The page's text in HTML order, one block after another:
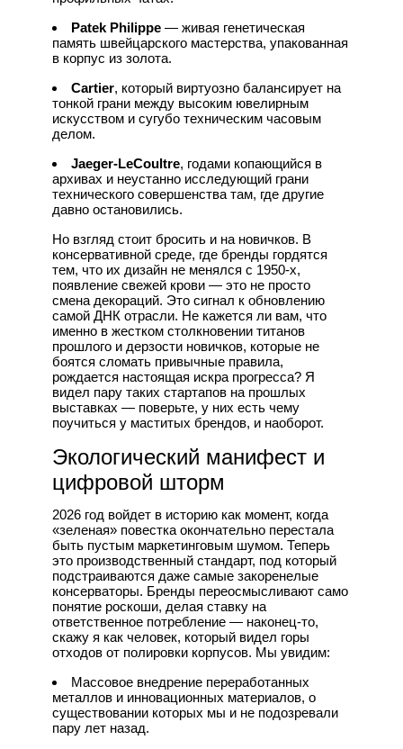
Patek Philippe — живая генетическая
память швейцарского мастерства, упакованная
в корпус из золота.
Cartier, который виртуозно балансирует на
тонкой грани между высоким ювелирным
искусством и сугубо техническим часовым
делом.
Jaeger-LeCoultre, годами копающийся в
архивах и неустанно исследующий грани
технического совершенства там, где другие
давно остановились.
Но взгляд стоит бросить и на новичков. В
консервативной среде, где бренды гордятся
тем, что их дизайн не менялся с 1950-х,
появление свежей крови — это не просто
смена декораций. Это сигнал к обновлению
самой ДНК отрасли. Не кажется ли вам, что
именно в жестком столкновении титанов
прошлого и дерзости новичков, которые не
боятся сломать привычные правила,
рождается настоящая искра прогресса? Я
видел пару таких стартапов на прошлых
выставках — поверьте, у них есть чему
поучиться у маститых брендов, и наоборот.
Экологический манифест и
цифровой шторм
2026 год войдет в историю как момент, когда
«зеленая» повестка окончательно перестала
быть пустым маркетинговым шумом. Теперь
это производственный стандарт, под который
подстраиваются даже самые закоренелые
консерваторы. Бренды переосмысливают само
понятие роскоши, делая ставку на
ответственное потребление — наконец-то,
скажу я как человек, который видел горы
отходов от полировки корпусов. Мы увидим:
Массовое внедрение переработанных
металлов и инновационных материалов, о
существовании которых мы и не подозревали
пару лет назад.